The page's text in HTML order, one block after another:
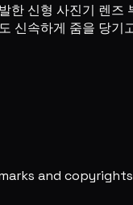
한 신형 사진기 렌즈
신속하게 줌을 당
and